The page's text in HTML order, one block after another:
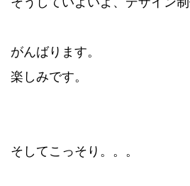
がんばります。
楽しみです。
そしてこっそり。。。